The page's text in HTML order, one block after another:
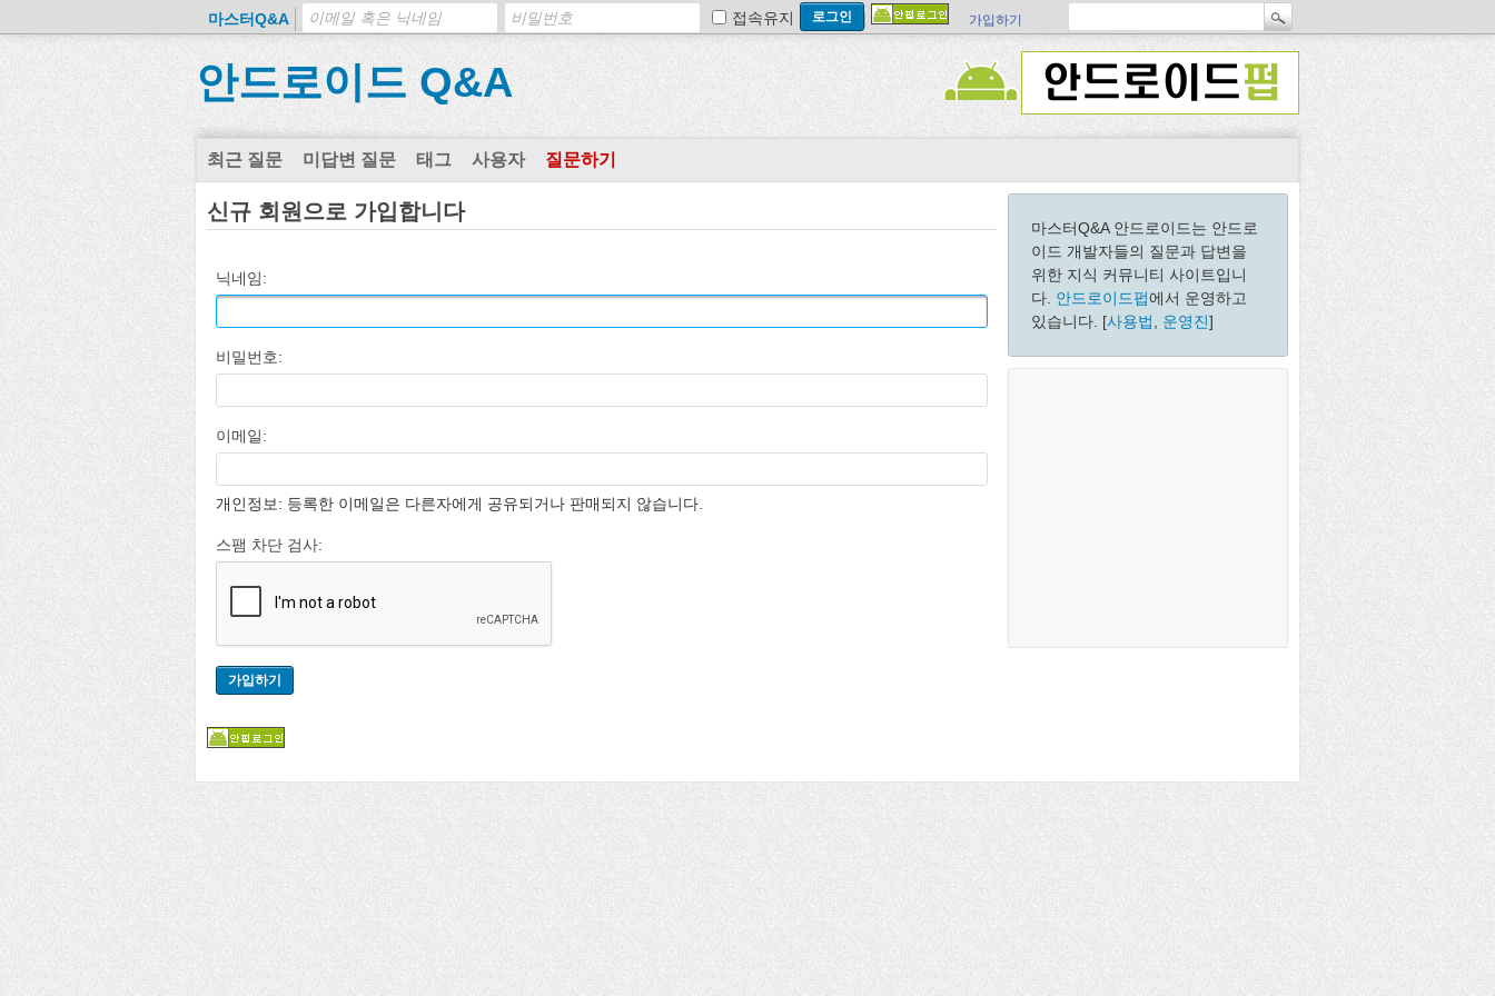
마스터Q&A 접속유지 가입하기
안드로이드 Q&A
최근 질문 미답변 질문 태그 사용자 질문하기
마스터Q&A 안드로이드는 안드로
이드 개발자들의 질문과 답변을
위한 지식 커뮤니티 사이트입니
다. 안드로이드펍에서 운영하고
있습니다. [사용법 운영진]
신규 회원으로 가입합니다
닉네임:
비밀번호:
이메일:
개인정보: 등록한 이메일은 다른자에게 공유되거나 판매되지 않습니다.
스팸 차단 검사: